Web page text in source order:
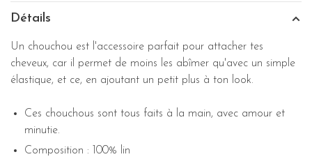
Détails
Un chouchou est l'accessoire parfait pour attacher tes
cheveux, car il permet de moins les abîmer qu'avec un simple
élastique, et ce, en ajoutant un petit plus à ton look.
Ces chouchous sont tous faits à la main, avec amour et
minutie.
Composition : 100% lin